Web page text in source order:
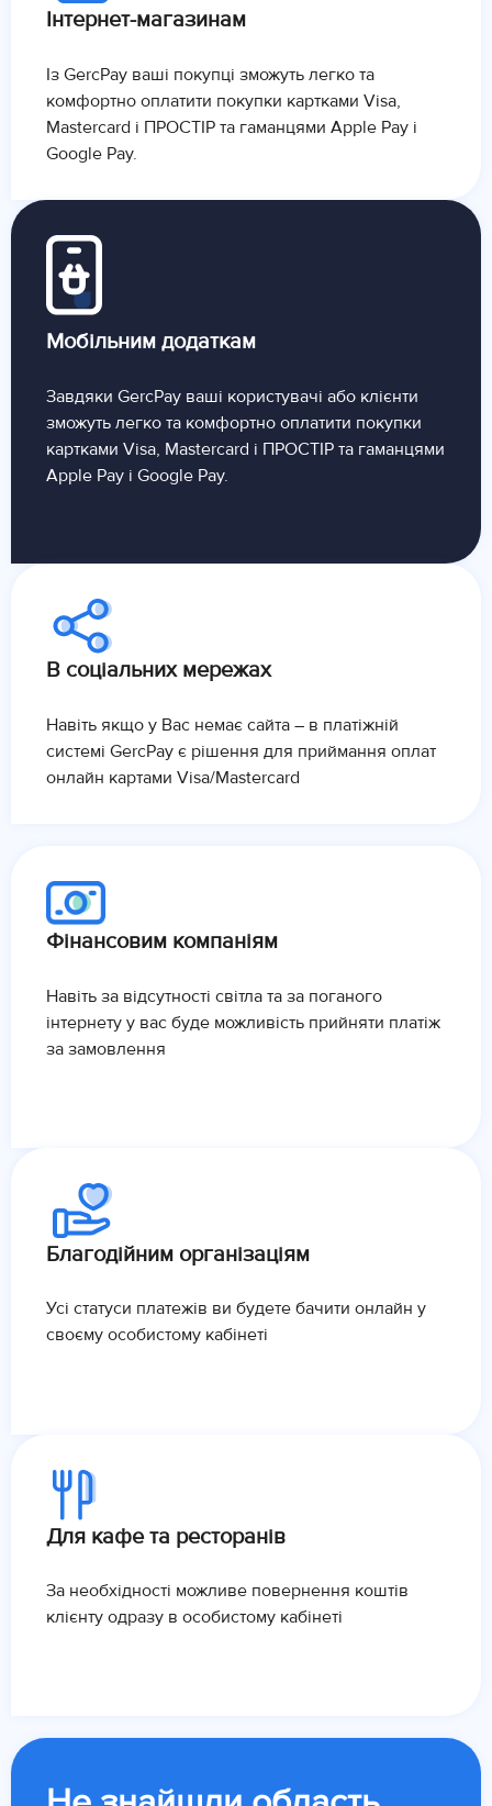
Інтернет-магазинам
Із GercPay ваші покупці зможуть легко та
комфортно оплатити покупки картками Visa,
Mastercard і ПРОСТІР та гаманцями Apple Pay і
Google Pay.
Мобільним додаткам
Завдяки GercPay ваші користувачі або клієнти
зможуть легко та комфортно оплатити покупки
картками Visa, Mastercard і ПРОСТІР та гаманцями
Apple Pay і Google Pay.
В соціальних мережах
Навіть якщо у Вас немає сайта – в платіжній
системі GercPay є рішення для приймання оплат
онлайн картами Visa/Mastercard
Фінансовим компаніям
Навіть за відсутності світла та за поганого
інтернету у вас буде можливість прийняти платіж
за замовлення
Благодійним організаціям
Усі статуси платежів ви будете бачити онлайн у
своєму особистому кабінеті
Для кафе та ресторанів
За необхідності можливе повернення коштів
клієнту одразу в особистому кабінеті